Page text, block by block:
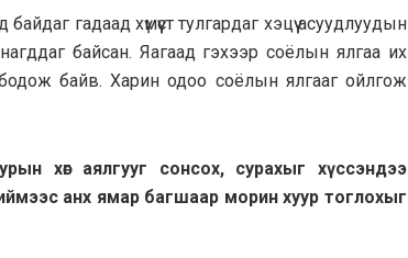
гадаад хүмүүст тулгардаг хэцүү асуудлуудын
байсан. Яагаад гэхээр соёлын ялгаа их
бодож байв. Харин одоо соёлын ялгааг ойлгож
хөг аялгууг сонсох, сурахыг хүссэндээ
анх ямар багшаар морин хуур тоглохыг